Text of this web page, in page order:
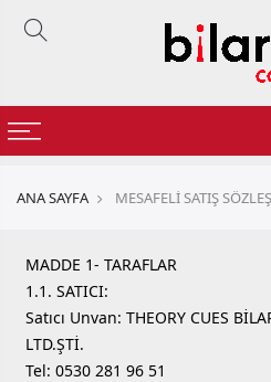
ANA SAYFA MESAFELİ SATIŞ
MADDE 1- TARAFLAR
1.1. SATICI:
Satıcı Unvan: THEORY CUES
LTD.ŞTİ.
Tel: 0530 281 96 51